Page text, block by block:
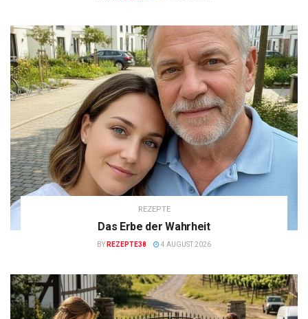
REZEPTE
Das Erbe der Wahrheit
BY REZEPTE38 4 AUGUST 2026